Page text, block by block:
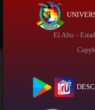
El Alto -